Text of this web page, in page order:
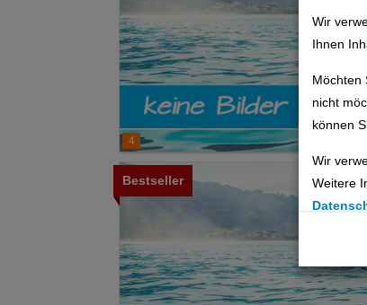
Wir
Ihnen
Möchten
nicht
können
Wir
Weitere
4
Bestseller